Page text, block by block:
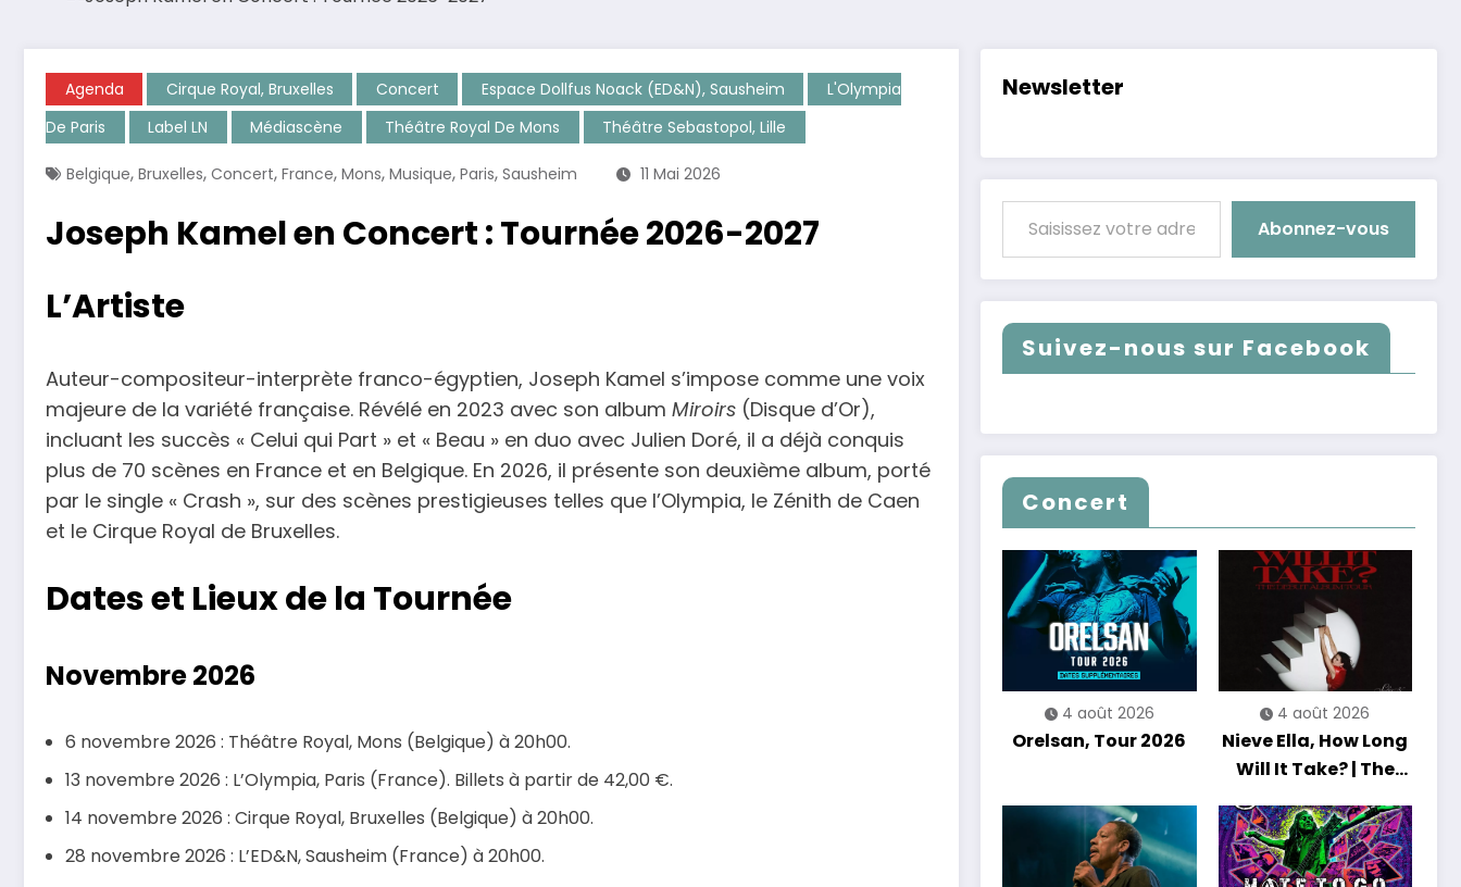
Agenda Cirque Royal, Bruxelles Concert Espace Dollfus Noack (ED&N), Sausheim
L'Olympia
De Paris
Label LN Médiascène Théâtre Royal De Mons Théâtre Sebastopol, Lille
Belgique, Bruxelles, Concert, France, Mons, Musique, Paris, Sausheim 11 Mai 2026
Joseph Kamel en Concert : Tournée 2026-2027
L’Artiste
Auteur-compositeur-interprète franco-égyptien, Joseph Kamel s’impose comme une voix
majeure de la variété française. Révélé en 2023 avec son album Miroirs (Disque d’Or),
incluant les succès « Celui qui Part » et « Beau » en duo avec Julien Doré, il a déjà conquis
plus de 70 scènes en France et en Belgique. En 2026, il présente son deuxième album, porté
par le single « Crash », sur des scènes prestigieuses telles que l’Olympia, le Zénith de Caen
et le Cirque Royal de Bruxelles.
Dates et Lieux de la Tournée
Novembre 2026
6 novembre 2026 : Théâtre Royal, Mons (Belgique) à 20h00.
13 novembre 2026 : L’Olympia, Paris (France). Billets à partir de 42,00 €.
14 novembre 2026 : Cirque Royal, Bruxelles (Belgique) à 20h00.
28 novembre 2026 : L’ED&N, Sausheim (France) à 20h00.
Newsletter
Saisissez votre adresse e-mail…
Abonnez-vous
Suivez-nous sur Facebook
Concert
4 août 2026
Orelsan, Tour 2026
4 août 2026
Nieve Ella, How Long
Will It Take? | The